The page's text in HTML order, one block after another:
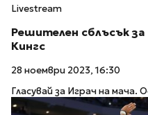
Livestream
Решителен сблъсък
Кингс
28 ноември 2023, 16:30
Гласувай за Играч на